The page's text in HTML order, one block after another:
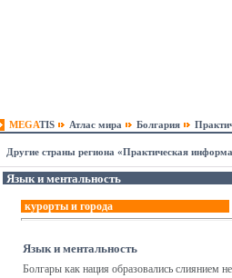
MEGATIS Атлас мира Болгария
Другие страны региона «Практическая
Язык и ментальность
курорты и города
Язык и ментальность
Болгары как нация образовались слиянием